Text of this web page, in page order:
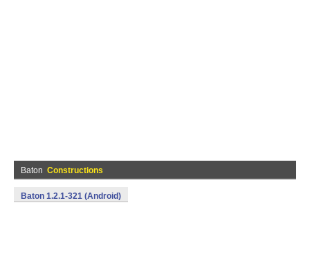
Baton Constructions
Baton 1.2.1-321 (Android)